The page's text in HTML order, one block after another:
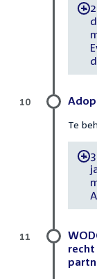
-
Te
-
10
11